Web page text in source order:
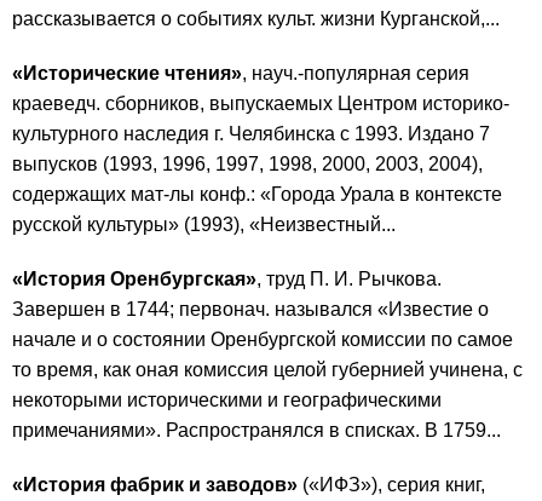
рассказывается о событиях культ. жизни Курганской,...
«Исторические чтения», науч.-популярная серия
краеведч. сборников, выпускаемых Центром историко-
культурного наследия г. Челябинска с 1993. Издано 7
выпусков (1993, 1996, 1997, 1998, 2000, 2003, 2004),
содержащих мат-лы конф.: «Города Урала в контексте
русской культуры» (1993), «Неизвестный...
«История Оренбургская», труд П. И. Рычкова.
Завершен в 1744; первонач. назывался «Известие о
начале и о состоянии Оренбургской комиссии по самое
то время, как оная комиссия целой губернией учинена, с
некоторыми историческими и географическими
примечаниями». Распространялся в списках. В 1759...
«История фабрик и заводов» («ИФЗ»), серия книг,